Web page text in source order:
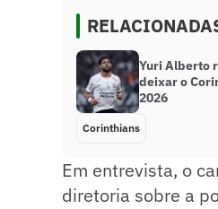
Yuri Alberto
deixar o
2026
Corinthians
Em entrevista, o
diretoria sobre a